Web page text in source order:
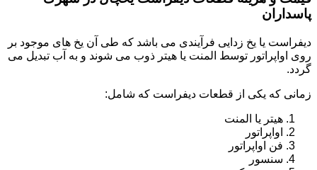
پاسداران
دیفراست یا یخ زدایی فرآیندی می باشد که طی آن یخ های موجود بر
روی اواپراتور توسط المنت یا هیتر ذوب می شوند و به آب تبدیل می
گردد.
زمانی که یکی از قطعات دیفراست که شامل:
هیتر یا المنت
اواپراتور
فن اواپراتور
سنسور